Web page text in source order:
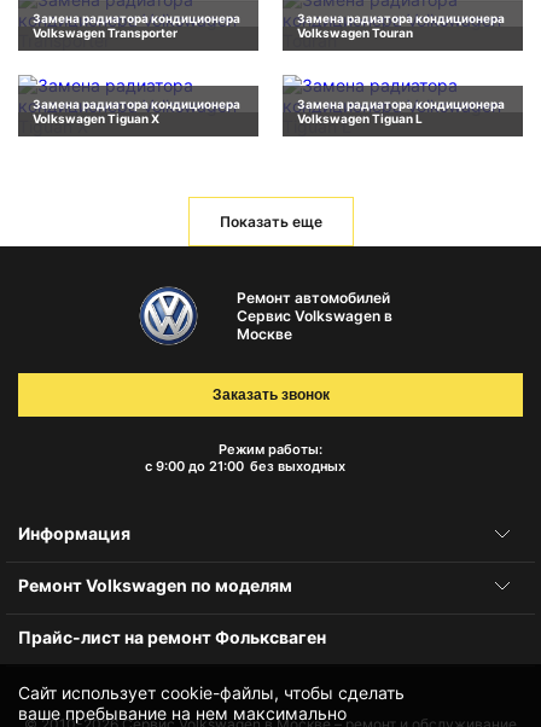
Замена радиатора кондиционера
Volkswagen Transporter
Замена радиатора кондиционера
Volkswagen Touran
Замена радиатора кондиционера
Volkswagen Tiguan X
Замена радиатора кондиционера
Volkswagen Tiguan L
Показать еще
Сайт использует cookie-файлы, чтобы сделать
ваше пребывание на нем максимально
Ремонт автомобилей
Сервис Volkswagen в
Москве
Режим работы:
с 9:00 до 21:00 без выходных
Заказать звонок
Информация
Ремонт Volkswagen по моделям
Прайс-лист на ремонт Фольксваген